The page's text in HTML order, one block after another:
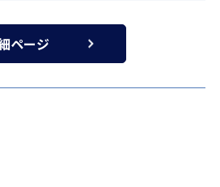
ページ